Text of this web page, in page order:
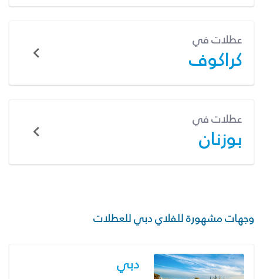
عطلات في
كراكوف
عطلات في
بوزنان
وجهات مشهورة للفلاي دبي للعطلات
دبي